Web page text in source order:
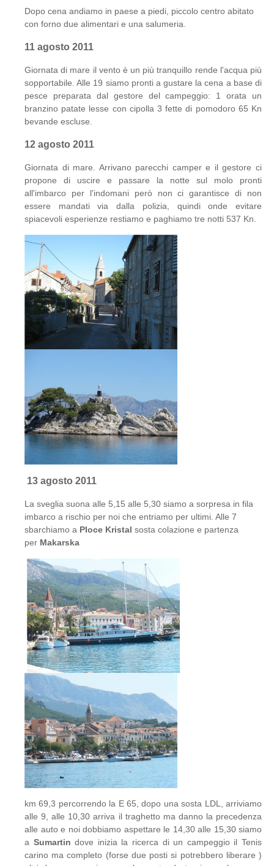
Dopo cena andiamo in paese a piedi, piccolo centro abitato
con forno due alimentari e una salumeria.
11 agosto 2011
Giornata di mare il vento è un più tranquillo rende l'acqua più
sopportabile. Alle 19 siamo pronti a gustare la cena a base di
pesce preparata dal gestore del campeggio: 1 orata un
branzino patate lesse con cipolla 3 fette di pomodoro 65 Kn
bevande escluse.
12 agosto 2011
Giornata di mare. Arrivano parecchi camper e il gestore ci
propone di uscire e passare la notte sul molo pronti
all'imbarco per l'indomani però non ci garantisce di non
essere mandati via dalla polizia, quindi onde evitare
spiacevoli esperienze restiamo e paghiamo tre notti 537 Kn.
13 agosto 2011
La sveglia suona alle 5,15 alle 5,30 siamo a sorpresa in fila
imbarco a rischio per noi che entriamo per ultimi. Alle 7
sbarchiamo a Ploce Kristal sosta colazione e partenza
per Makarska
km 69,3 percorrendo la E 65, dopo una sosta LDL, arriviamo
alle 9, alle 10,30 arriva il traghetto ma danno la precedenza
alle auto e noi dobbiamo aspettare le 14,30 alle 15,30 siamo
a Sumartin dove inizia la ricerca di un campeggio il Tenis
carino ma completo (forse due posti si potrebbero liberare )